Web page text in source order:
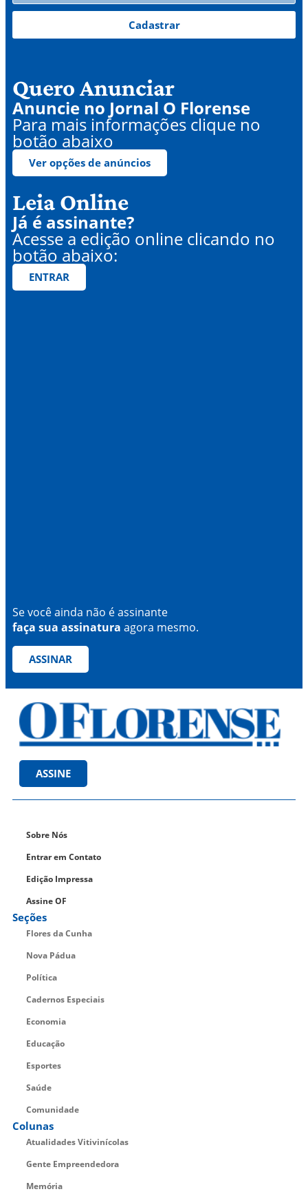
Cadastrar
Quero Anunciar
Anuncie no Jornal O Florense
Para mais informações clique no
botão abaixo
Ver opções de anúncios
Leia Online
Já é assinante?
Acesse a edição online clicando no
botão abaixo:
ENTRAR
Se você ainda não é assinante
faça sua assinatura agora mesmo.
ASSINAR
ASSINE
Sobre Nós
Entrar em Contato
Edição Impressa
Assine OF
Seções
Flores da Cunha
Nova Pádua
Política
Cadernos Especiais
Economia
Educação
Esportes
Saúde
Comunidade
Colunas
Atualidades Vitivinícolas
Gente Empreendedora
Memória